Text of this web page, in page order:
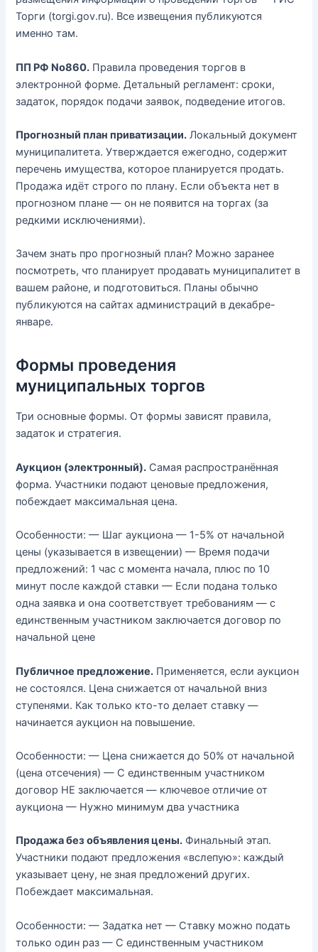
Торги (torgi.gov.ru). Все извещения публикуются
именно там.
ПП РФ No860. Правила проведения торгов в
электронной форме. Детальный регламент: сроки,
задаток, порядок подачи заявок, подведение итогов.
Прогнозный план приватизации. Локальный документ
муниципалитета. Утверждается ежегодно, содержит
перечень имущества, которое планируется продать.
Продажа идёт строго по плану. Если объекта нет в
прогнозном плане — он не появится на торгах (за
редкими исключениями).
Зачем знать про прогнозный план? Можно заранее
посмотреть, что планирует продавать муниципалитет в
вашем районе, и подготовиться. Планы обычно
публикуются на сайтах администраций в декабре-
январе.
Формы проведения
муниципальных торгов
Три основные формы. От формы зависят правила,
задаток и стратегия.
Аукцион (электронный). Самая распространённая
форма. Участники подают ценовые предложения,
побеждает максимальная цена.
Особенности: — Шаг аукциона — 1-5% от начальной
цены (указывается в извещении) — Время подачи
предложений: 1 час с момента начала, плюс по 10
минут после каждой ставки — Если подана только
одна заявка и она соответствует требованиям — с
единственным участником заключается договор по
начальной цене
Публичное предложение. Применяется, если аукцион
не состоялся. Цена снижается от начальной вниз
ступенями. Как только кто-то делает ставку —
начинается аукцион на повышение.
Особенности: — Цена снижается до 50% от начальной
(цена отсечения) — С единственным участником
договор НЕ заключается — ключевое отличие от
аукциона — Нужно минимум два участника
Продажа без объявления цены. Финальный этап.
Участники подают предложения «вслепую»: каждый
указывает цену, не зная предложений других.
Побеждает максимальная.
Особенности: — Задатка нет — Ставку можно подать
только один раз — С единственным участником